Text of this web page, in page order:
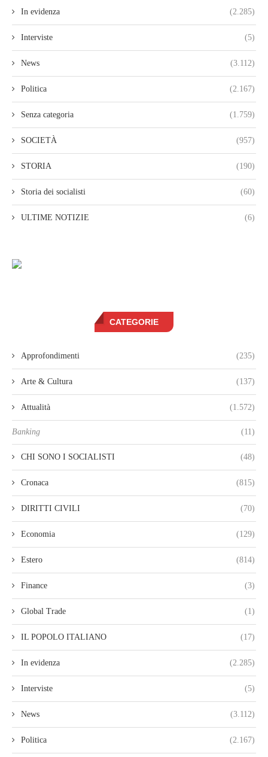
In evidenza (2.285)
Interviste (5)
News (3.112)
Politica (2.167)
Senza categoria (1.759)
SOCIETÀ (957)
STORIA (190)
Storia dei socialisti (60)
ULTIME NOTIZIE (6)
CATEGORIE
Approfondimenti (235)
Arte & Cultura (137)
Attualità (1.572)
Banking (11)
CHI SONO I SOCIALISTI (48)
Cronaca (815)
DIRITTI CIVILI (70)
Economia (129)
Estero (814)
Finance (3)
Global Trade (1)
IL POPOLO ITALIANO (17)
In evidenza (2.285)
Interviste (5)
News (3.112)
Politica (2.167)